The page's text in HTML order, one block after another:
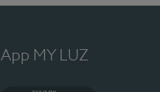
App MY LUZ